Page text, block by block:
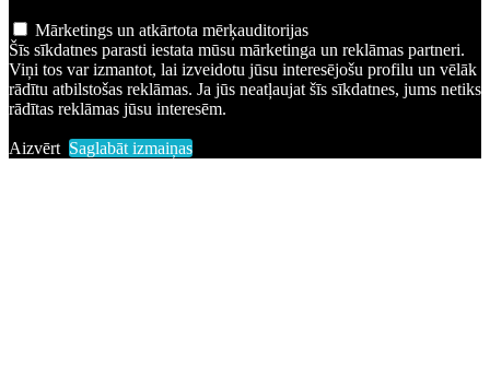
Mārketings un atkārtota mērķauditorijas
Šīs sīkdatnes parasti iestata mūsu mārketinga un reklāmas partneri.
Viņi tos var izmantot, lai izveidotu jūsu interesējošu profilu un vēlāk
rādītu atbilstošas reklāmas. Ja jūs neatļaujat šīs sīkdatnes, jums netiks
rādītas reklāmas jūsu interesēm.
Aizvērt Saglabāt izmaiņas